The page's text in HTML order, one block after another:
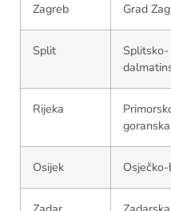
Zagreb Grad
Split
Splitsko-
Rijeka
goranska
Osijek